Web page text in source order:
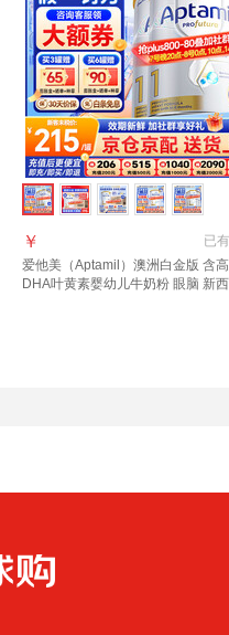
已有
￥
爱他美（Aptamil）澳洲白金版 含
DHA叶黄素婴幼儿牛奶粉 眼脑 新